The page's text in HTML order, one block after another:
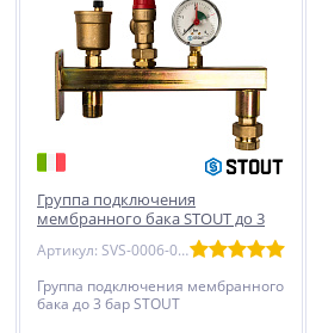
Группа подключения
мембранного бака STOUT до 3
Артикул: SVS-0006-013020
Группа подключения мембранного
бака до 3 бар STOUT